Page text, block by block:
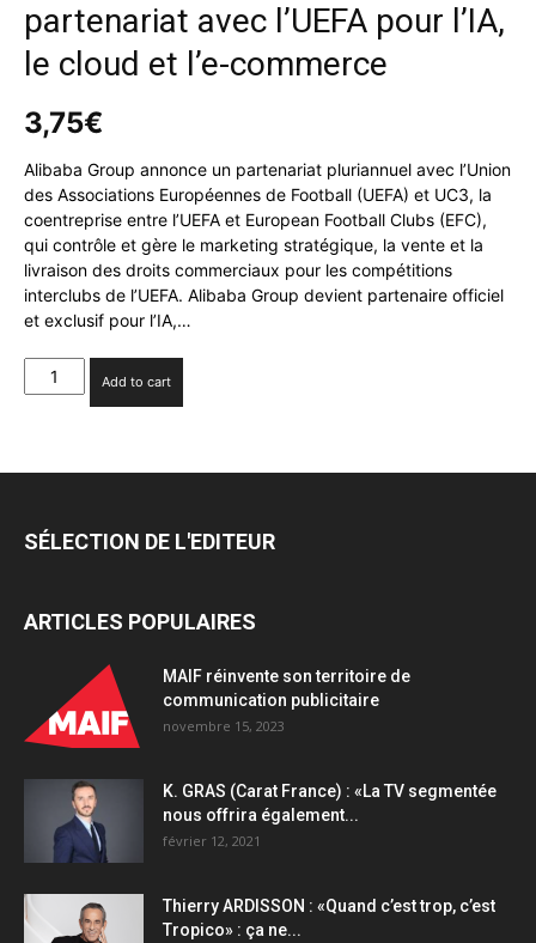
partenariat avec l’UEFA pour l’IA,
le cloud et l’e-commerce
3,75€
Alibaba Group annonce un partenariat pluriannuel avec l’Union
des Associations Européennes de Football (UEFA) et UC3, la
coentreprise entre l’UEFA et European Football Clubs (EFC),
qui contrôle et gère le marketing stratégique, la vente et la
livraison des droits commerciaux pour les compétitions
interclubs de l’UEFA. Alibaba Group devient partenaire officiel
et exclusif pour l’IA,…
Alibaba
Group
partenariat
pour
cloud
commerce
quantity
Add to cart
SÉLECTION DE L'EDITEUR
ARTICLES POPULAIRES
MAIF réinvente son territoire de
communication publicitaire
novembre 15, 2023
K. GRAS (Carat France) : «La TV segmentée
nous offrira également...
février 12, 2021
Thierry ARDISSON : «Quand c’est trop, c’est
Tropico» : ça ne...